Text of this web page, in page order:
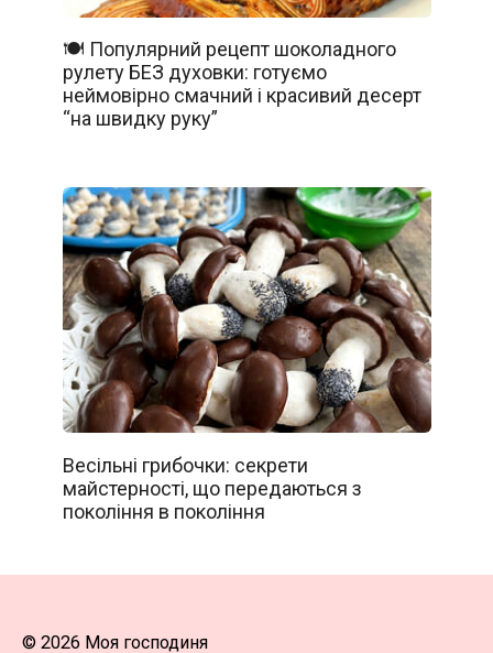
🍽️ Популярний рецепт шоколадного
рулету БЕЗ духовки: готуємо
неймовірно смачний і красивий десерт
“на швидку руку”
Весільні грибочки: секрети
майстерності, що передаються з
покоління в покоління
© 2026 Моя господиня